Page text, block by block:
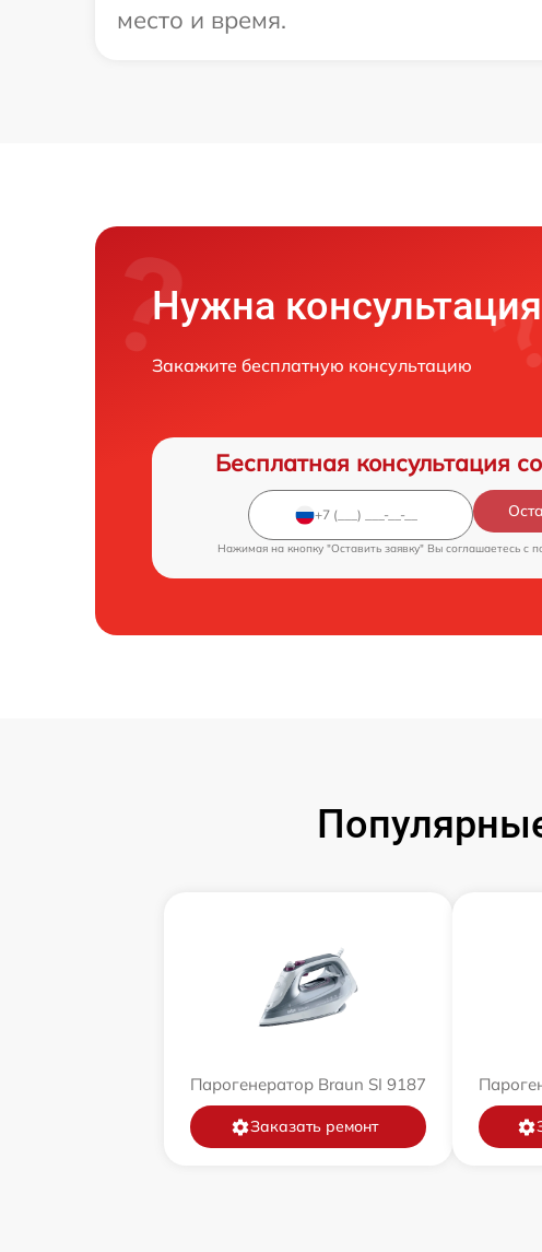
место и время.
Нужна
Закажите бесплатную консультацию
Бесплатная консультация
Нажимая на кнопку "Оставить заявку" Вы соглашаетесь c
Парогенератор Braun SI 9187
Заказать ремонт